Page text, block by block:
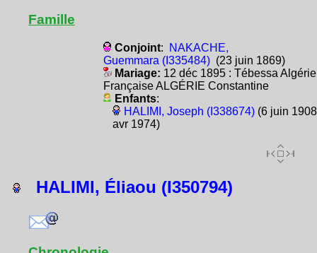
Famille
Conjoint:
NAKACHE,
Guemmara (I335484)(23 juin 1869)
Mariage: 12 déc 1895 : Tébessa Algérie
Française ALGÉRIE Constantine
Enfants:
HALIMI, Joseph (I338674)(6 juin
avr 1974)
HALIMI, Éliaou (I350794)